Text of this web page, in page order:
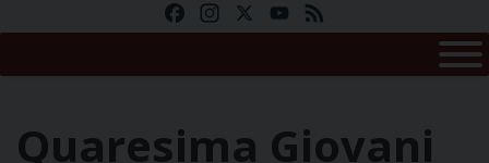
FacebookInstagramYouTube
Quaresima Giovani